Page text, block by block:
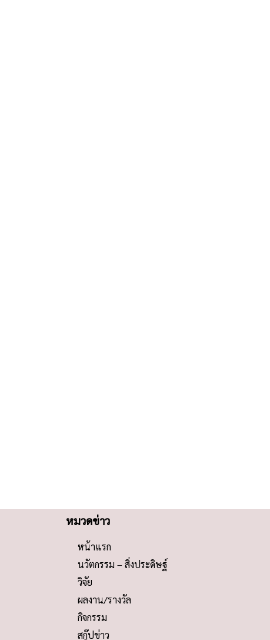
หมวดข่าว
หน้าแรก
นวัตกรรม – สิ่งประดิษฐ์
วิจัย
ผลงาน/รางวัล
กิจกรรม
สกู๊ปข่าว